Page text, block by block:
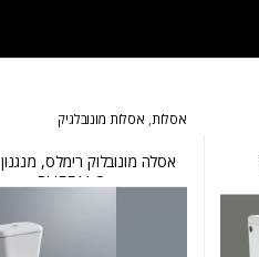
אסלות, אסלות מונובלגיק
אסלה מונובלוק רימלס, מנגנון
פנאומטי דו BUFFALO